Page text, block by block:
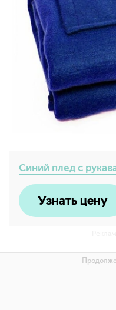
Синий плед с
Узнать цену